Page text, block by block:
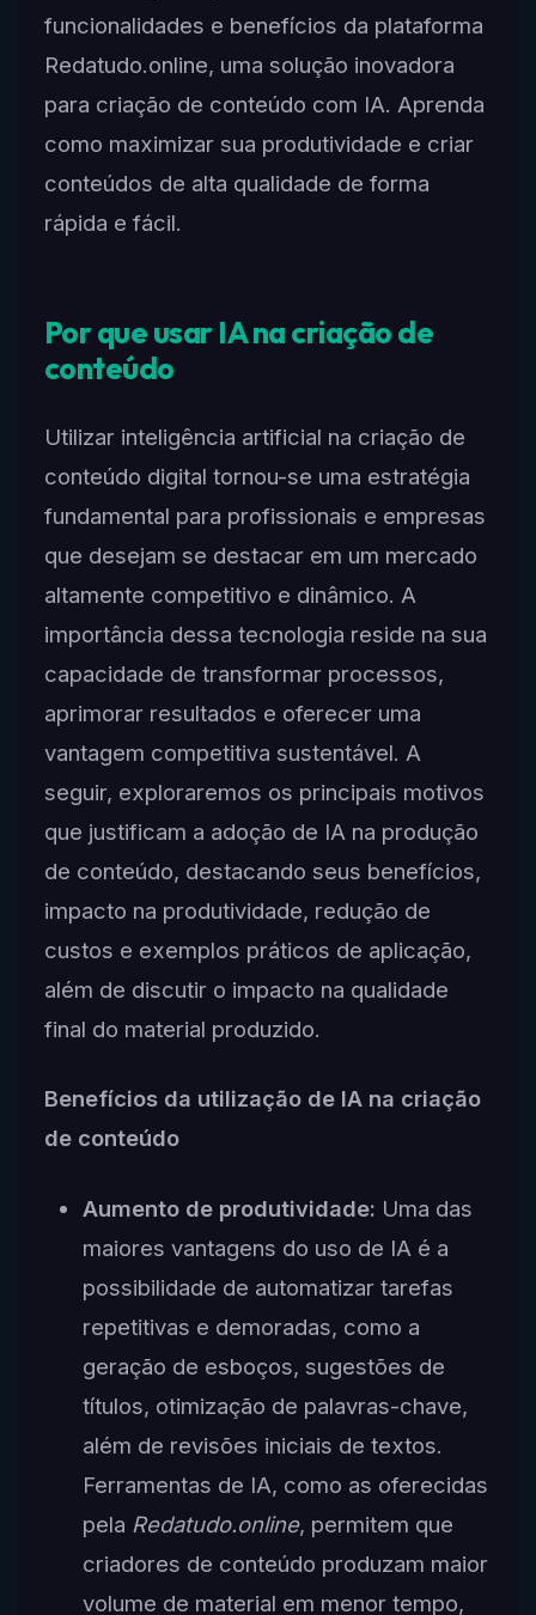
funcionalidades e benefícios da plataforma
Redatudo.online, uma solução inovadora
para criação de conteúdo com IA. Aprenda
como maximizar sua produtividade e criar
conteúdos de alta qualidade de forma
rápida e fácil.
Por que usar IA na criação de
conteúdo
Utilizar inteligência artificial na criação de
conteúdo digital tornou-se uma estratégia
fundamental para profissionais e empresas
que desejam se destacar em um mercado
altamente competitivo e dinâmico. A
importância dessa tecnologia reside na sua
capacidade de transformar processos,
aprimorar resultados e oferecer uma
vantagem competitiva sustentável. A
seguir, exploraremos os principais motivos
que justificam a adoção de IA na produção
de conteúdo, destacando seus benefícios,
impacto na produtividade, redução de
custos e exemplos práticos de aplicação,
além de discutir o impacto na qualidade
final do material produzido.
Benefícios da utilização de IA na criação
de conteúdo
Aumento de produtividade: Uma das
maiores vantagens do uso de IA é a
possibilidade de automatizar tarefas
repetitivas e demoradas, como a
geração de esboços, sugestões de
títulos, otimização de palavras-chave,
além de revisões iniciais de textos.
Ferramentas de IA, como as oferecidas
pela Redatudo.online, permitem que
criadores de conteúdo produzam maior
volume de material em menor tempo,